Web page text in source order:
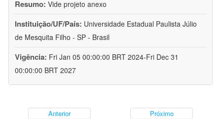
Resumo: Vide projeto anexo
Instituição/UF/País: Universidade Estadual Paulista Júlio
de Mesquita Filho - SP - Brasil
Vigência: Fri Jan 05 00:00:00 BRT 2024-Fri Dec 31
00:00:00 BRT 2027
Anterior Próximo